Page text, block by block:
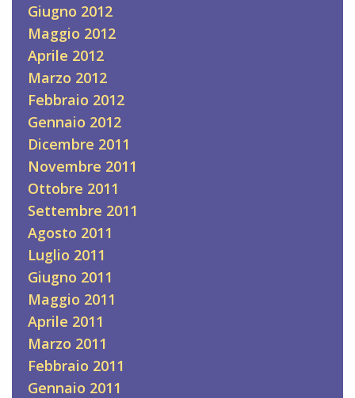
Giugno 2012
Maggio 2012
Aprile 2012
Marzo 2012
Febbraio 2012
Gennaio 2012
Dicembre 2011
Novembre 2011
Ottobre 2011
Settembre 2011
Agosto 2011
Luglio 2011
Giugno 2011
Maggio 2011
Aprile 2011
Marzo 2011
Febbraio 2011
Gennaio 2011